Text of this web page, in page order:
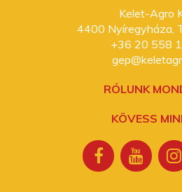
Kelet-Agro
4400 Nyíregyháza,
+36 20 558
RÓLUNK
KÖVESS